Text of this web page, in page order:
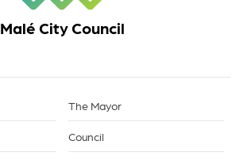
Malé City Council
The Mayor
Council